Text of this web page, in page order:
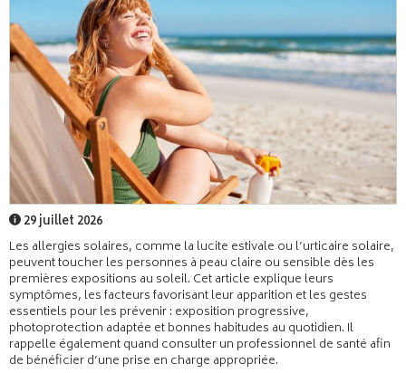
29 juillet 2026
Les allergies solaires, comme la lucite estivale ou l’urticaire solaire,
peuvent toucher les personnes à peau claire ou sensible dès les
premières expositions au soleil. Cet article explique leurs
symptômes, les facteurs favorisant leur apparition et les gestes
essentiels pour les prévenir : exposition progressive,
photoprotection adaptée et bonnes habitudes au quotidien. Il
rappelle également quand consulter un professionnel de santé afin
de bénéficier d’une prise en charge appropriée.